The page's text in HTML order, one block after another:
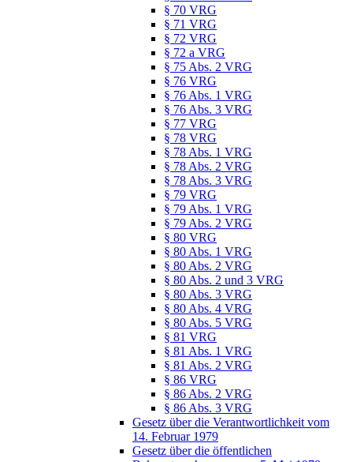
§ 70 VRG
§ 71 VRG
§ 72 VRG
§ 72 a VRG
§ 75 Abs. 2 VRG
§ 76 VRG
§ 76 Abs. 1 VRG
§ 76 Abs. 3 VRG
§ 77 VRG
§ 78 VRG
§ 78 Abs. 1 VRG
§ 78 Abs. 2 VRG
§ 78 Abs. 3 VRG
§ 79 VRG
§ 79 Abs. 1 VRG
§ 79 Abs. 2 VRG
§ 80 VRG
§ 80 Abs. 1 VRG
§ 80 Abs. 2 VRG
§ 80 Abs. 2 und 3 VRG
§ 80 Abs. 3 VRG
§ 80 Abs. 4 VRG
§ 80 Abs. 5 VRG
§ 81 VRG
§ 81 Abs. 1 VRG
§ 81 Abs. 2 VRG
§ 86 VRG
§ 86 Abs. 2 VRG
§ 86 Abs. 3 VRG
Gesetz über die Verantwortlichkeit vom
14. Februar 1979
Gesetz über die öffentlichen